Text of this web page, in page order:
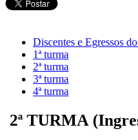
Discentes e Egressos
1ª turma
2ª turma
3ª turma
4ª turma
2ª TURMA